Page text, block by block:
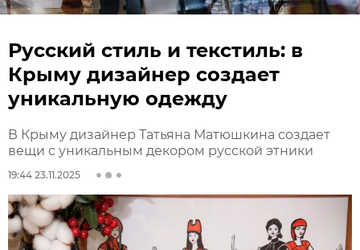
Русский стиль и текстиль: в
Крыму дизайнер создает
уникальную одежду
В Крыму дизайнер Татьяна Матюшкина создает
вещи с уникальным декором русской этники
19:44 23.11.2025